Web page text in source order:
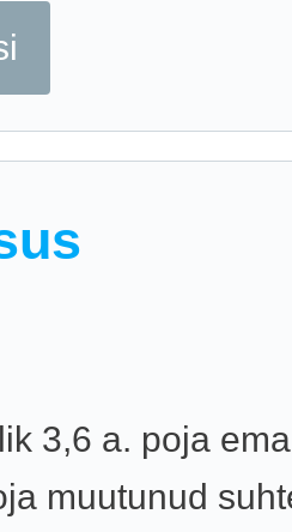
3,6 a. poja
muutunud